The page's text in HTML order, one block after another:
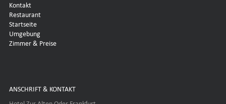
Kontakt
Restaurant
Startseite
Umgebung
Zimmer & Preise
ANSCHRIFT & KONTAKT
Hotel Zur Alten Oder Frankfurt